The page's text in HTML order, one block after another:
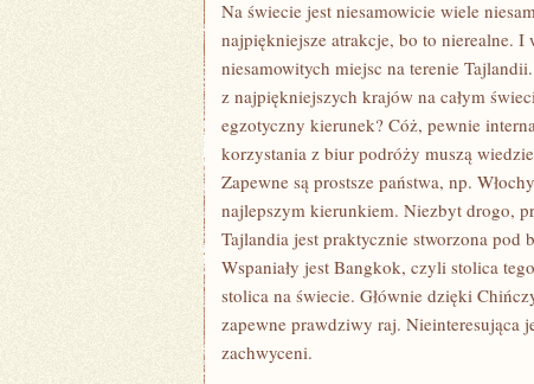
Na świecie jest niesamowicie wiele
najpiękniejsze atrakcje, bo to nierealne. I
niesamowitych miejsc na terenie
z najpiękniejszych krajów na całym
egzotyczny kierunek? Cóż, pewnie
korzystania z biur podróży muszą
Zapewne są prostsze państwa, np.
najlepszym kierunkiem. Niezbyt drogo,
Tajlandia jest praktycznie stworzona pod
Wspaniały jest Bangkok, czyli stolica
stolica na świecie. Głównie dzięki
zapewne prawdziwy raj. Nieinteresująca
zachwyceni.